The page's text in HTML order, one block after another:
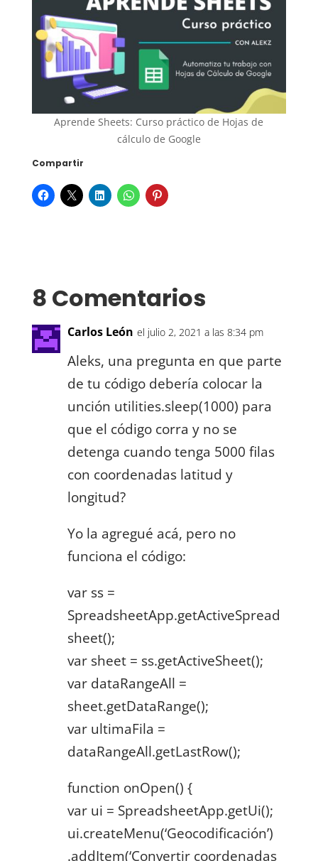
Aprende Sheets: Curso práctico de Hojas de
cálculo de Google
Compartir
8 Comentarios
Carlos León el julio 2, 2021 a las 8:34 pm
Aleks, una pregunta en que parte
de tu código debería colocar la
unción utilities.sleep(1000) para
que el código corra y no se
detenga cuando tenga 5000 filas
con coordenadas latitud y
longitud?
Yo la agregué acá, pero no
funciona el código:
var ss =
SpreadsheetApp.getActiveSpread
sheet();
var sheet = ss.getActiveSheet();
var dataRangeAll =
sheet.getDataRange();
var ultimaFila =
dataRangeAll.getLastRow();
function onOpen() {
var ui = SpreadsheetApp.getUi();
ui.createMenu(‘Geocodificación’)
.addItem(‘Convertir coordenadas